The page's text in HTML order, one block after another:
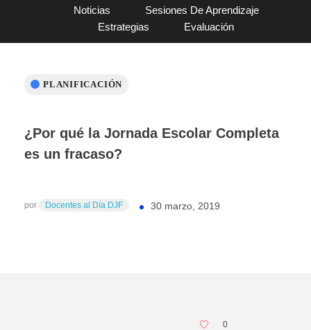
Noticias
Sesiones De Aprendizaje
Estrategias
Evaluación
¿Por qué la Jornada Escolar Completa
es un fracaso?
30 marzo, 2019
por Docentes al Día DJF
PLANIFICACIÓN
0